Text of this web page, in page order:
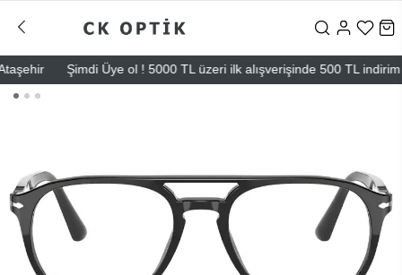
Şimdi Üye ol ! 5000 TL üzeri ilk alışverişinde 500 TL indirim